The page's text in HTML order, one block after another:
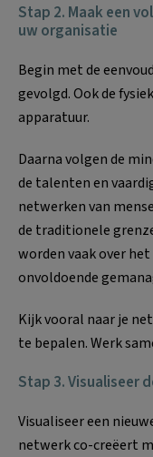
Stap 2. Maak een
uw organisatie
Begin met de
gevolgd. Ook de
apparatuur.
Daarna volgen de
de talenten en
netwerken van
de traditionele
worden vaak over
onvoldoende
Kijk vooral naar je
te bepalen. Werk
Stap 3. Visualiseer
Visualiseer een
netwerk co-creëert